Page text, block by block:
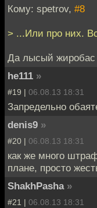
Кому: spetrov, #8
> ...Или про них.
Да лысый жиробас
he111 »
#19 | 06.08.13 18:31
Запредельно
denis9 »
#20 | 06.08.13 18:31
как же много
плане, просто
ShakhPasha »
#21 | 06.08.13 18:31